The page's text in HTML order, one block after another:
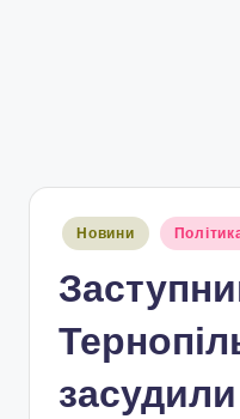
Опубліковано
Новини